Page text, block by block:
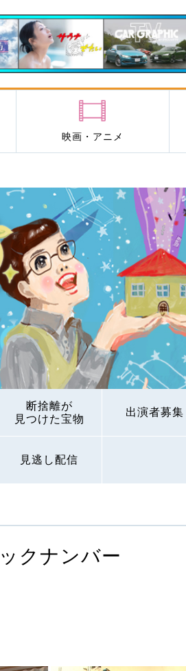
映画・アニメ
断捨離が
見つけた宝物
出演者募集
見逃し配信
クナンバー